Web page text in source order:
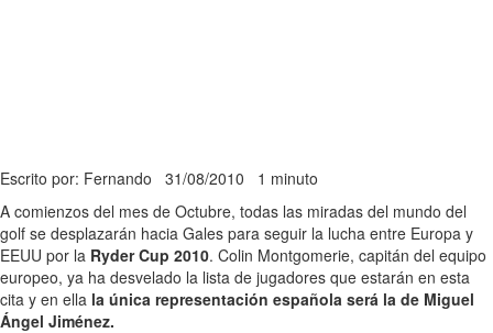
Escrito por: Fernando 31/08/2010 1 minuto
A comienzos del mes de Octubre, todas las miradas del mundo del
golf se desplazarán hacia Gales para seguir la lucha entre Europa y
EEUU por la Ryder Cup 2010. Colin Montgomerie, capitán del equipo
europeo, ya ha desvelado la lista de jugadores que estarán en esta
cita y en ella la única representación española será la de Miguel
Ángel Jiménez.